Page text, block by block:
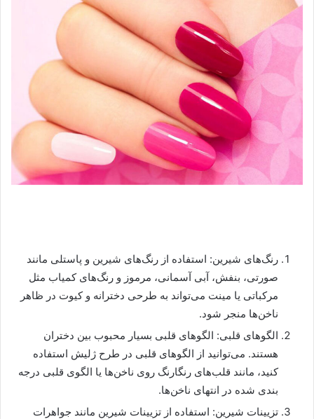
رنگ‌های شیرین: استفاده از رنگ‌های شیرین و پاستلی مانند
صورتی، بنفش، آبی آسمانی، مرموز و رنگ‌های کمیاب مثل
مرکباتی یا مینت می‌تواند به طرحی دخترانه و کیوت در ظاهر
ناخن‌ها منجر شود.
الگوهای قلبی: الگوهای قلبی بسیار محبوب بین دختران
هستند. می‌توانید از الگوهای قلبی در طرح ژلیش استفاده
کنید، مانند قلب‌های رنگارنگ روی ناخن‌ها یا الگوی قلبی درجه
بندی شده در انتهای ناخن‌ها.
تزیینات شیرین: استفاده از تزیینات شیرین مانند جواهرات